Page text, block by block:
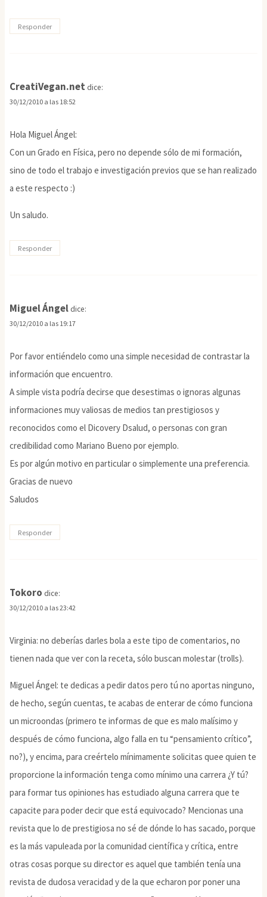
Responder
CreatiVegan.net dice:
30/12/2010 a las 18:52
Hola Miguel Ángel:
Con un Grado en Física, pero no depende sólo de mi formación,
sino de todo el trabajo e investigación previos que se han realizado
a este respecto :)
Un saludo.
Responder
Miguel Ángel dice:
30/12/2010 a las 19:17
Por favor entiéndelo como una simple necesidad de contrastar la
información que encuentro.
A simple vista podría decirse que desestimas o ignoras algunas
informaciones muy valiosas de medios tan prestigiosos y
reconocidos como el Dicovery Dsalud, o personas con gran
credibilidad como Mariano Bueno por ejemplo.
Es por algún motivo en particular o simplemente una preferencia.
Gracias de nuevo
Saludos
Responder
Tokoro dice:
30/12/2010 a las 23:42
Virginia: no deberías darles bola a este tipo de comentarios, no
tienen nada que ver con la receta, sólo buscan molestar (trolls).
Miguel Ángel: te dedicas a pedir datos pero tú no aportas ninguno,
de hecho, según cuentas, te acabas de enterar de cómo funciona
un microondas (primero te informas de que es malo malísimo y
después de cómo funciona, algo falla en tu “pensamiento crítico”,
no?), y encima, para creértelo mínimamente solicitas quee quien te
proporcione la información tenga como mínimo una carrera ¿Y tú?
para formar tus opiniones has estudiado alguna carrera que te
capacite para poder decir que está equivocado? Mencionas una
revista que lo de prestigiosa no sé de dónde lo has sacado, porque
es la más vapuleada por la comunidad científica y crítica, entre
otras cosas porque su director es aquel que también tenía una
revista de dudosa veracidad y de la que echaron por poner una